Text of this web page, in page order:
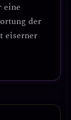
eine
der
eiserner